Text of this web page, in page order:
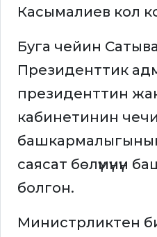
Касымалиев кол
Буга чейин
Президенттик
президенттин
кабинетинин
саясат бөлүмүнүн
болгон.
Министрликтен